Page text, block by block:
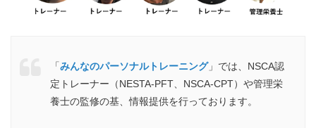
「みんなのパーソナルトレーニング」では、NSCA認
定トレーナー（NESTA-PFT、NSCA-CPT）や管理栄
養士の監修の基、情報提供を行っております。